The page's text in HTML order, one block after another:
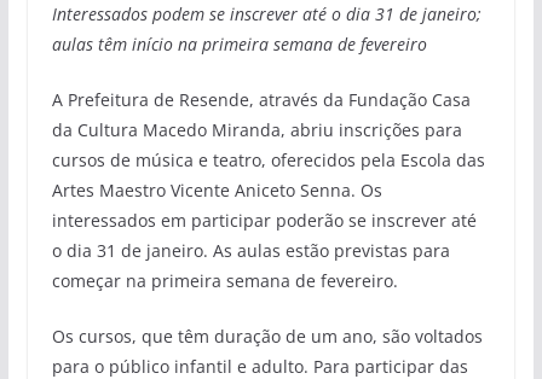
Interessados podem se inscrever até o dia 31 de janeiro;
aulas têm início na primeira semana de fevereiro
A Prefeitura de Resende, através da Fundação Casa
da Cultura Macedo Miranda, abriu inscrições para
cursos de música e teatro, oferecidos pela Escola das
Artes Maestro Vicente Aniceto Senna. Os
interessados em participar poderão se inscrever até
o dia 31 de janeiro. As aulas estão previstas para
começar na primeira semana de fevereiro.
Os cursos, que têm duração de um ano, são voltados
para o público infantil e adulto. Para participar das